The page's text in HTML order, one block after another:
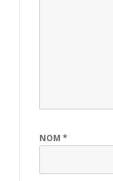
NOM *